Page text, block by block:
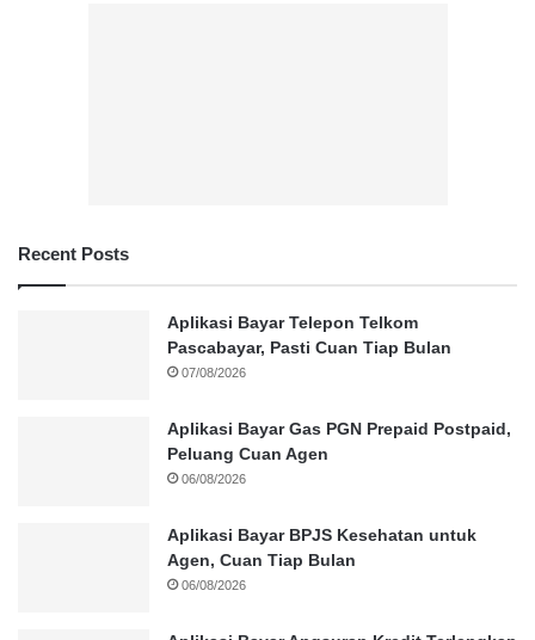
Recent Posts
Aplikasi Bayar Telepon Telkom
Pascabayar, Pasti Cuan Tiap Bulan
07/08/2026
Aplikasi Bayar Gas PGN Prepaid Postpaid,
Peluang Cuan Agen
06/08/2026
Aplikasi Bayar BPJS Kesehatan untuk
Agen, Cuan Tiap Bulan
06/08/2026